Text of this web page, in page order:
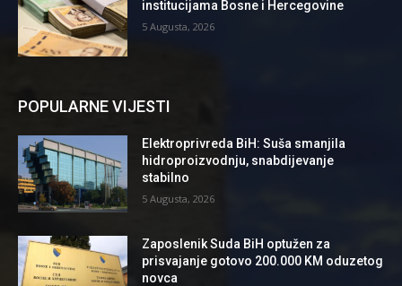
institucijama Bosne i Hercegovine
5 Augusta, 2026
POPULARNE VIJESTI
Elektroprivreda BiH: Suša smanjila
hidroproizvodnju, snabdijevanje
stabilno
5 Augusta, 2026
Zaposlenik Suda BiH optužen za
prisvajanje gotovo 200.000 KM oduzetog
novca